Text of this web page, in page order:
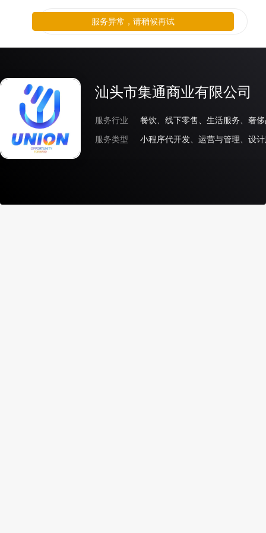
汕头市集通商业有限公司
服务行业
餐饮、线下零售、生活服务、奢
服务类型
小程序代开发、运营与管理、设
服务异常，请稍候再试